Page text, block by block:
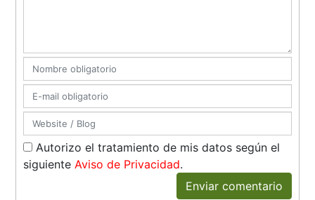
Autorizo el tratamiento de mis datos según el
siguienteAviso de Privacidad.
Enviar comentario